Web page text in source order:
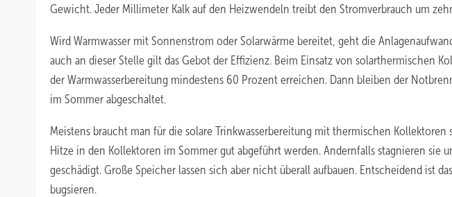
Gewicht. Jeder Millimeter Kalk auf den Heizwendeln treibt den Stromverbrauch um
Wird Warmwasser mit Sonnenstrom oder Solarwärme bereitet, geht die
auch an dieser Stelle gilt das Gebot der Effizienz. Beim Einsatz von solarthermischen
der Warmwasserbereitung mindestens 60 Prozent erreichen. Dann bleiben der
im Sommer abgeschaltet.
Meistens braucht man für die solare Trinkwasserbereitung mit thermischen Kollektoren
Hitze in den Kollektoren im Sommer gut abgeführt werden. Andernfalls stagnieren sie
geschädigt. Große Speicher lassen sich aber nicht überall aufbauen. Entscheidend ist
bugsieren.